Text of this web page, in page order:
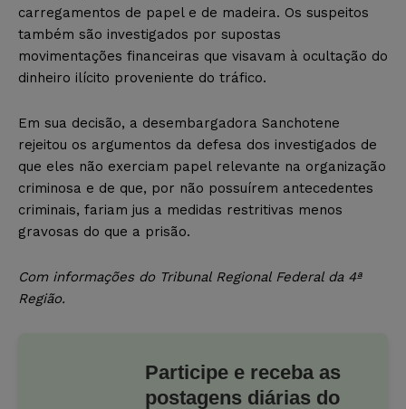
carregamentos de papel e de madeira. Os suspeitos
também são investigados por supostas
movimentações financeiras que visavam à ocultação do
dinheiro ilícito proveniente do tráfico.
Em sua decisão, a desembargadora Sanchotene
rejeitou os argumentos da defesa dos investigados de
que eles não exerciam papel relevante na organização
criminosa e de que, por não possuírem antecedentes
criminais, fariam jus a medidas restritivas menos
gravosas do que a prisão.
Com informações do Tribunal Regional Federal da 4ª
Região.
Participe e receba as
postagens diárias do